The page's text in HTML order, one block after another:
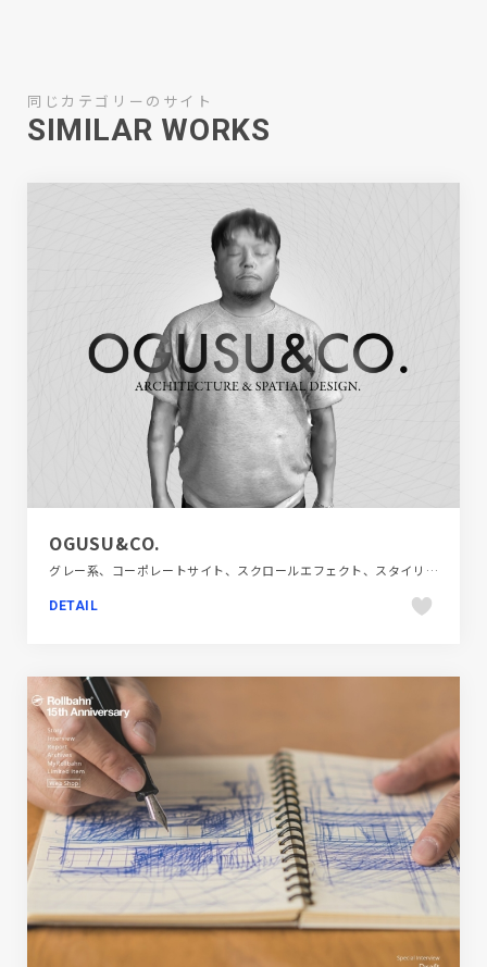
同じカテゴリーのサイト
SIMILAR WORKS
OGUSU&CO.
グレー系、コーポレートサイト、スクロールエフェクト、スタイリッシュ、ダイナミック、デザイン・アート・音楽・文芸、モーション多め、建設・住宅・不動産
DETAIL